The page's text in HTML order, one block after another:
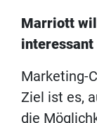
Marriott
interessant
Marketing-
Ziel ist es,
die